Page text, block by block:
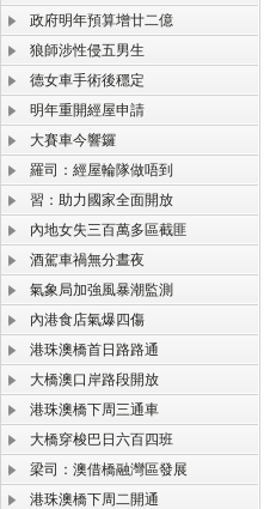
政府明年預算增廿二億
狼師涉性侵五男生
德女車手術後穩定
明年重開經屋申請
大賽車今響鑼
羅司：經屋輪隊做唔到
習：助力國家全面開放
內地女失三百萬多區截匪
酒駕車禍無分晝夜
氣象局加強風暴潮監測
內港食店氣爆四傷
港珠澳橋首日路路通
大橋澳口岸路段開放
港珠澳橋下周三通車
大橋穿梭巴日六百四班
梁司：澳借橋融灣區發展
港珠澳橋下周二開通